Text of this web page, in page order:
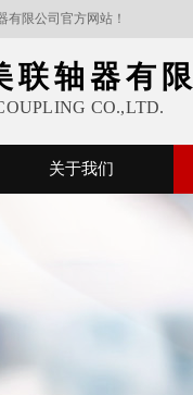
有限公司官方网站！
联轴器有
CO.,LTD.
关于我们